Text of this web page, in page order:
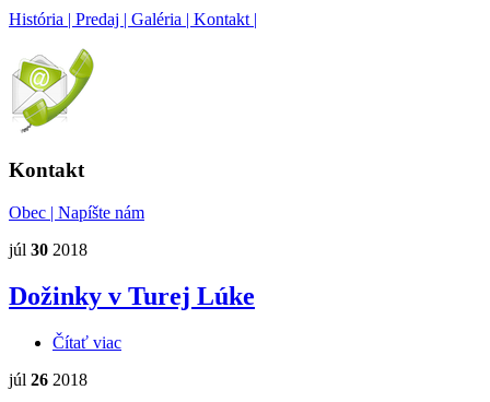
História | Predaj | Galéria | Kontakt |
Kontakt
Obec | Napíšte nám
júl 30 2018
Dožinky v Turej Lúke
Čítať viac
júl 26 2018